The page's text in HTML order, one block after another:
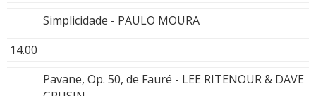
Simplicidade - PAULO MOURA
14.00
Pavane, Op. 50, de Fauré - LEE RITENOUR & DAVE